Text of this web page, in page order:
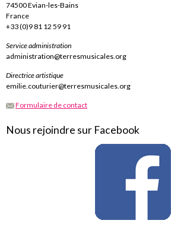
74500 Evian-les-Bains
France
+33 (0)9 81 12 59 91
Service administration
administration@terresmusicales.org
Directrice artistique
emilie.couturier@terresmusicales.org
Formulaire de contact
Nous rejoindre sur Facebook